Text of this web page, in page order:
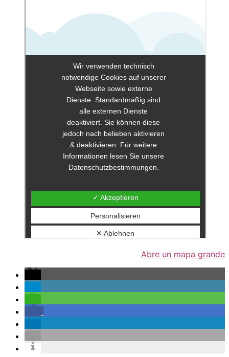
Abre un mapa grande